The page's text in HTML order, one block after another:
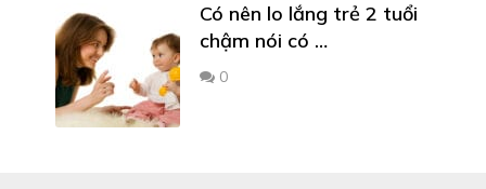
Có nên lo lắng trẻ 2 tuổi
chậm nói có …
0